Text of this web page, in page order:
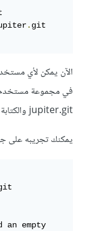
.
الآن يمكن لأي
في مجموعة مستخدم
jupiter.git والكتابة عليه.
يمكنك تجريبه على
an empty